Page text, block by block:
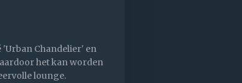
'Urban Chandelier' en
het kan worden
lounge.